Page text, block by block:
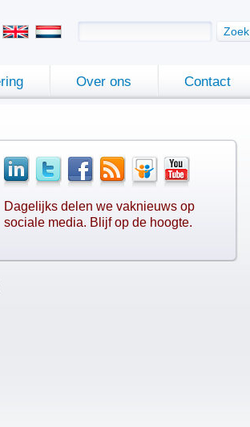
Over ons Contact
Zoek
Dagelijks delen we vaknieuws op
sociale media. Blijf op de hoogte.